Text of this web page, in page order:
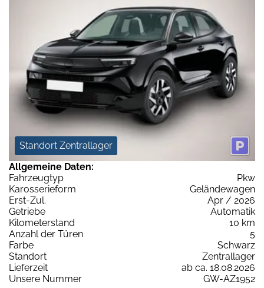
Standort Zentrallager
Allgemeine Daten:
Fahrzeugtyp
Pkw
Karosserieform
Geländewagen
Erst-Zul.
Apr / 2026
Getriebe
Automatik
Kilometerstand
10 km
Anzahl der Türen
5
Farbe
Schwarz
Standort
Zentrallager
Lieferzeit
ab ca. 18.08.2026
Unsere Nummer
GW-AZ1952